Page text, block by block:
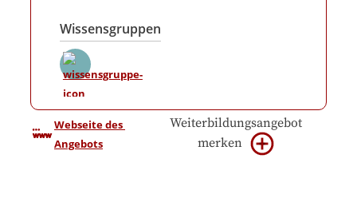
Wissensgruppen
Webseite des
Angebots
Weiterbildungsangebot
merken